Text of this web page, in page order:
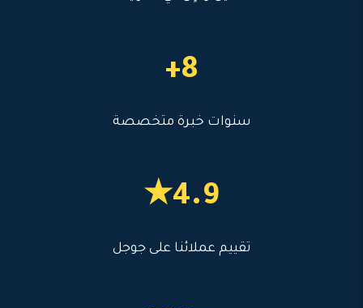
8+
سنوات خبرة متخصصة
4.9★
تقييم عملائنا على جوجل